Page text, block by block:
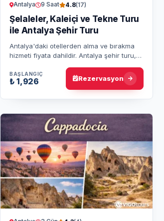
Antalya 9 Saat 4.8(17)
Şelaleler, Kaleiçi ve Tekne Turu
ile Antalya Şehir Turu
Antalya'daki otellerden alma ve bırakma
hizmeti fiyata dahildir. Antalya şehir turu,
noktalarını bir ara…
BAŞLANGIÇ
₺ 1,926 Rezervasyon